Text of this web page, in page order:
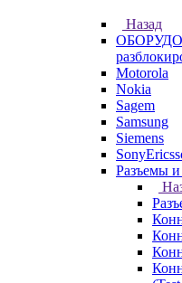
Назад
Motorola
Nokia
Sagem
Samsung
Siemens
Разъемы